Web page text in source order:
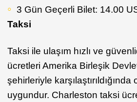
3 Gün Geçerli Bilet: 14.00
Taksi
Taksi ile ulaşım hızlı ve
ücretleri Amerika Birleşik
şehirleriyle karşılaştırıldığında
uygundur. Charleston taksi